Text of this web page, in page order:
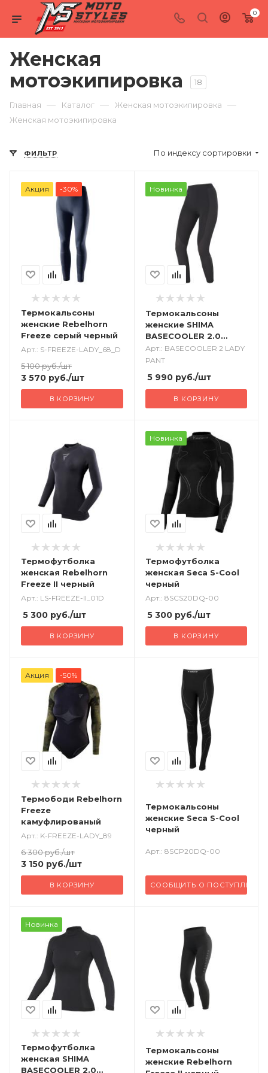
0
Женская
мотоэкипировка
18
Главная — Каталог — Женская мотоэкипировка —
Женская мотоэкипировка
ФИЛЬТР По индексу сортировки
Акция -30%
Термокальсоны
женские Rebelhorn
Freeze серый черный
Арт.: S-FREEZE-LADY_68_D
5 100руб./шт
3 570 руб./шт
В КОРЗИНУ
Новинка
Термокальсоны
женские SHIMA
BASECOOLER 2.0
черный
Арт.: BASECOOLER 2 LADY
PANT
5 990руб./шт
В КОРЗИНУ
Термофутболка
женская Rebelhorn
Freeze II черный
Арт.: LS-FREEZE-II_01D
5 300 руб./шт
В КОРЗИНУ
Новинка
Термофутболка
женская Seca S-Cool
черный
Арт.: 8SCS20DQ-00
5 300руб./шт
В КОРЗИНУ
Акция -50%
Термободи Rebelhorn
Freeze
камуфлированый
Арт.: K-FREEZE-LADY_89
6 300руб./шт
3 150 руб./шт
В КОРЗИНУ
Термокальсоны
женские Seca S-Cool
черный
Арт.: 8SCP20DQ-00
СООБЩИТЬ О ПОСТУПЛЕНИИ
Новинка
Термофутболка
женская SHIMA
BASECOOLER 2.0
Термокальсоны
женские Rebelhorn